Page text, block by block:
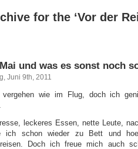
for the ‘Vor der
und was es sonst noch
Juni 9th, 2011
vergehen wie im Flug, doch ich
leckeres Essen, nette Leute,
ich schon wieder zu Bett und
Doch ich freue mich auch